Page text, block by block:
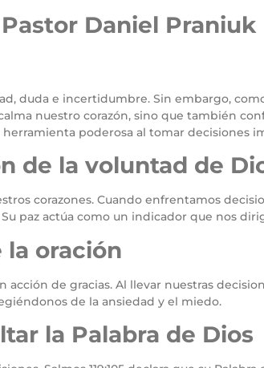
Daniel Praniuk
duda e incertidumbre. Sin embargo,
nuestro corazón, sino que también
poderosa al tomar decisiones
de la voluntad de
corazones. Cuando enfrentamos
paz actúa como un indicador que nos
la oración
de gracias. Al llevar nuestras
de la ansiedad y el miedo.
la Palabra de Dios